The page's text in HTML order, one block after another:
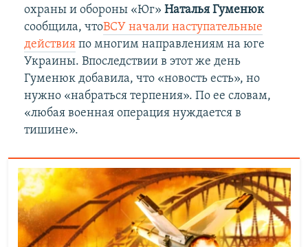
охраны и обороны «Юг» Наталья Гуменюк
сообщила, чтоВСУ начали наступательные
действияпо многим направлениям на юге
Украины. Впоследствии в этот же день
Гуменюк добавила, что «новость есть», но
нужно «набраться терпения». По ее словам,
«любая военная операция нуждается в
тишине».